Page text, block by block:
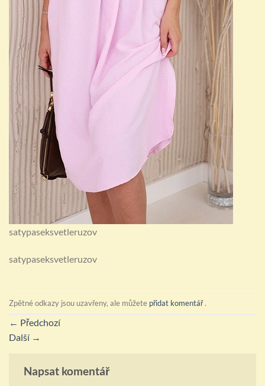
satypaseksvetleruzov
satypaseksvetleruzov
Zpětné odkazy jsou uzavřeny, ale můžete přidat komentář.
← Předchozí
Další →
Napsat komentář